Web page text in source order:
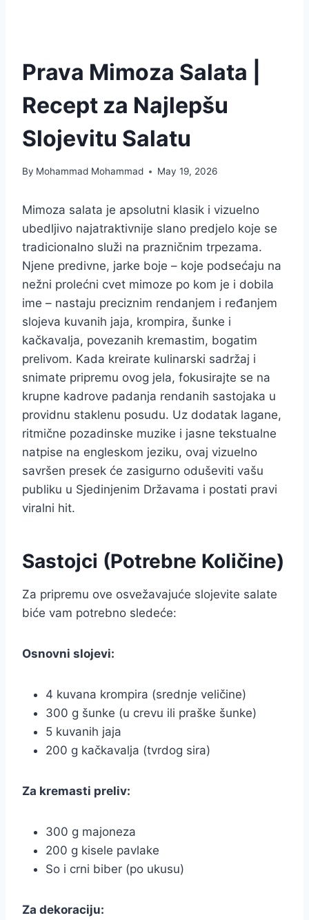
Prava Mimoza Salata |
Recept za Najlepšu
Slojevitu Salatu
By Mohammad Mohammad May 19, 2026
Mimoza salata je apsolutni klasik i vizuelno
ubedljivo najatraktivnije slano predjelo koje se
tradicionalno služi na prazničnim trpezama.
Njene predivne, jarke boje – koje podsećaju na
nežni prolećni cvet mimoze po kom je i dobila
ime – nastaju preciznim rendanjem i ređanjem
slojeva kuvanih jaja, krompira, šunke i
kačkavalja, povezanih kremastim, bogatim
prelivom. Kada kreirate kulinarski sadržaj i
snimate pripremu ovog jela, fokusirajte se na
krupne kadrove padanja rendanih sastojaka u
providnu staklenu posudu. Uz dodatak lagane,
ritmične pozadinske muzike i jasne tekstualne
natpise na engleskom jeziku, ovaj vizuelno
savršen presek će zasigurno oduševiti vašu
publiku u Sjedinjenim Državama i postati pravi
viralni hit.
Sastojci (Potrebne Količine)
Za pripremu ove osvežavajuće slojevite salate
biće vam potrebno sledeće:
Osnovni slojevi:
4 kuvana krompira (srednje veličine)
300 g šunke (u crevu ili praške šunke)
5 kuvanih jaja
200 g kačkavalja (tvrdog sira)
Za kremasti preliv:
300 g majoneza
200 g kisele pavlake
So i crni biber (po ukusu)
Za dekoraciju: